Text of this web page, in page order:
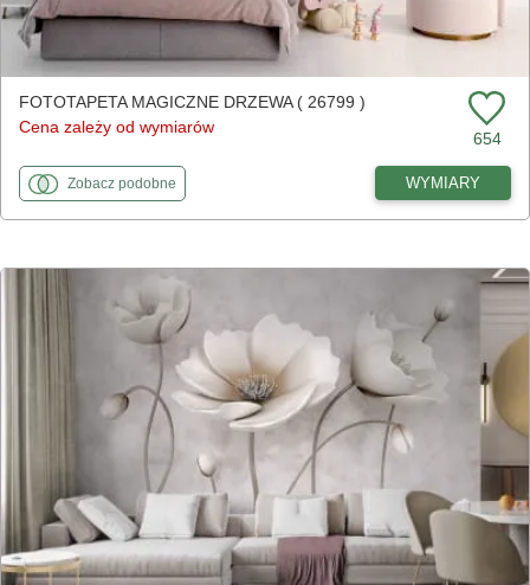
FOTOTAPETA MAGICZNE DRZEWA ( 26799 )
Cena zależy od wymiarów
654
Zobaczfototapety
podobnedo Magiczne drzewa WYMIARY